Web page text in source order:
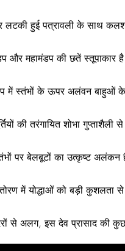
लटकी हुई पत्रावली के साथ
और महामंडप की छतें स्तूपाकार
में स्तंभों के ऊपर अलंवन बाहुओं
की तरंगायित शोभा गुप्ताशैली
पर बेलबूटों का उत्कृष्ट अलंकन
में योद्धाओं को बड़ी कुशलता
से अलग, इस देव प्रासाद की कुछ